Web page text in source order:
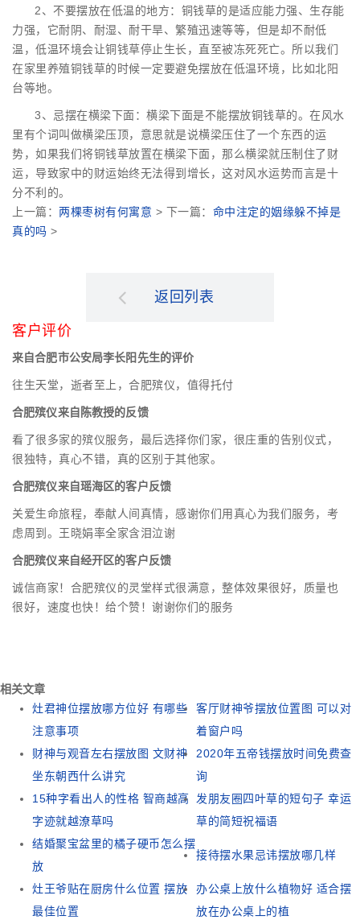
2、不要摆放在低温的地方：铜钱草的是适应能力强、生存能
力强，它耐阴、耐湿、耐干旱、繁殖迅速等等，但是却不耐低
温，低温环境会让铜钱草停止生长，直至被冻死死亡。所以我们
在家里养殖铜钱草的时候一定要避免摆放在低温环境，比如北阳
台等地。
3、忌摆在横梁下面：横梁下面是不能摆放铜钱草的。在风水
里有个词叫做横梁压顶，意思就是说横梁压住了一个东西的运
势，如果我们将铜钱草放置在横梁下面，那么横梁就压制住了财
运，导致家中的财运始终无法得到增长，这对风水运势而言是十
分不利的。
上一篇： 两棵枣树有何寓意 > 下一篇： 命中注定的姻缘躲不掉是
真的吗 >
返回列表
客户评价
来自合肥市公安局李长阳先生的评价
往生天堂，逝者至上，合肥殡仪，值得托付
合肥殡仪来自陈教授的反馈
看了很多家的殡仪服务，最后选择你们家，很庄重的告别仪式，
很独特，真心不错，真的区别于其他家。
合肥殡仪来自瑶海区的客户反馈
关爱生命旅程，奉献人间真情，感谢你们用真心为我们服务，考
虑周到。王晓娟率全家含泪泣谢
合肥殡仪来自经开区的客户反馈
诚信商家！合肥殡仪的灵堂样式很满意，整体效果很好，质量也
很好，速度也快！给个赞！谢谢你们的服务
相关文章
灶君神位摆放哪方位好 有哪些
注意事项
客厅财神爷摆放位置图 可以对
着窗户吗
财神与观音左右摆放图 文财神
坐东朝西什么讲究
2020年五帝钱摆放时间免费查
询
15种字看出人的性格 智商越高
字迹就越潦草吗
发朋友圈四叶草的短句子 幸运
草的简短祝福语
结婚聚宝盆里的橘子硬币怎么摆
放
接待摆水果忌讳摆放哪几样
灶王爷贴在厨房什么位置 摆放
最佳位置
办公桌上放什么植物好 适合摆
放在办公桌上的植